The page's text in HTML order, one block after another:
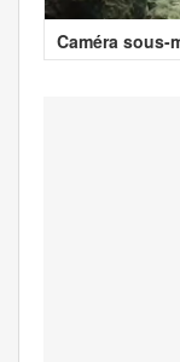
Caméra sous-